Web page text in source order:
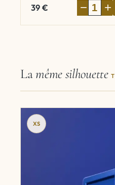
39€ − +
Lamême silhouette
XS